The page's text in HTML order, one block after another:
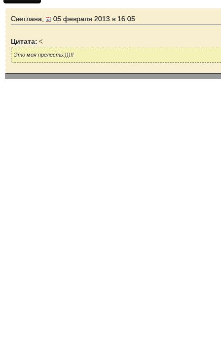
Светлана, 05 февраля 2013 в 16:05
Цитата:
Это моя прелесть:)))!!